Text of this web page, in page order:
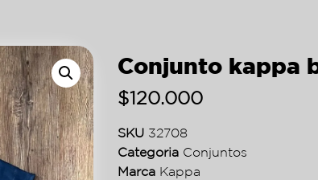
Conjunto kappa
$120.000
SKU 32708
Categoria Conjuntos
Marca Kappa